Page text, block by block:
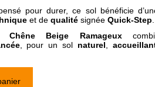
pour durer, ce sol bénéficie
et de qualité signée Quick-Step
Chêne Beige Ramageux
, pour un sol naturel,